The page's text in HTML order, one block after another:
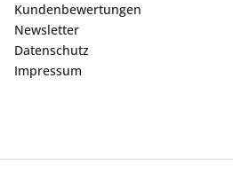
Kundenbewertungen
Newsletter
Datenschutz
Impressum